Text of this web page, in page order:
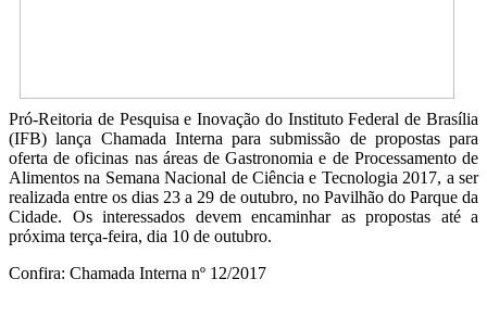
Pró-Reitoria de Pesquisa e Inovação do Instituto Federal de Brasília
(IFB) lança Chamada Interna para submissão de propostas para
oferta de oficinas nas áreas de Gastronomia e de Processamento de
Alimentos na Semana Nacional de Ciência e Tecnologia 2017, a ser
realizada entre os dias 23 a 29 de outubro, no Pavilhão do Parque da
Cidade. Os interessados devem encaminhar as propostas até a
próxima terça-feira, dia 10 de outubro.
Confira: Chamada Interna nº 12/2017